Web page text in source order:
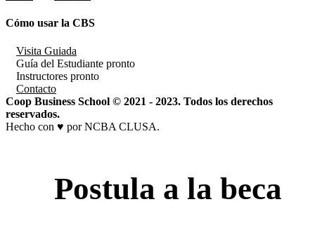
Cómo usar la CBS
Visita Guiada
Guía del Estudiante pronto
Instructores pronto
Contacto
Coop Business School © 2021 - 2023. Todos los derechos
reservados.
Hecho con ♥ por NCBA CLUSA.
Postula a la beca